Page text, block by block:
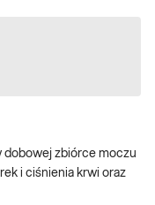
dobowej zbiórce moczu
i ciśnienia krwi oraz